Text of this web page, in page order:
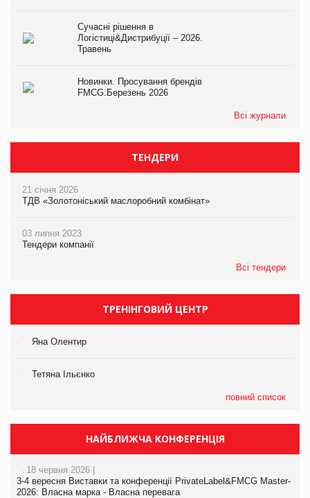
Сучасні рішення в
Логістиці&Дистрибуції – 2026.
Травень
Новинки. Просування брендів
FMCG.Березень 2026
Всі журнали
ТЕНДЕРИ
21 січня 2026
ТДВ «Золотоніський маслоробний комбінат»
03 липня 2023
Тендери компанії
Всі тендери
ТРЕНІНГОВИЙ ЦЕНТР
Яна Олентир
Тетяна Ільєнко
повний список
НАЙБЛИЖЧА КОНФЕРЕНЦІЯ
18 червня 2026 |
3-4 вересня Виставки та конференції PrivateLabel&FMCG Master-
2026: Власна марка - Власна перевага